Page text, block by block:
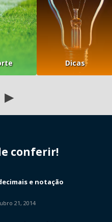
Dicas
▶
conferir!
e notação
21, 2014